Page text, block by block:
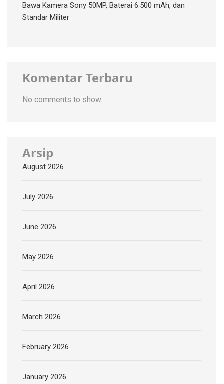
Bawa Kamera Sony 50MP, Baterai 6.500 mAh, dan
Standar Militer
Komentar Terbaru
No comments to show.
Arsip
August 2026
July 2026
June 2026
May 2026
April 2026
March 2026
February 2026
January 2026